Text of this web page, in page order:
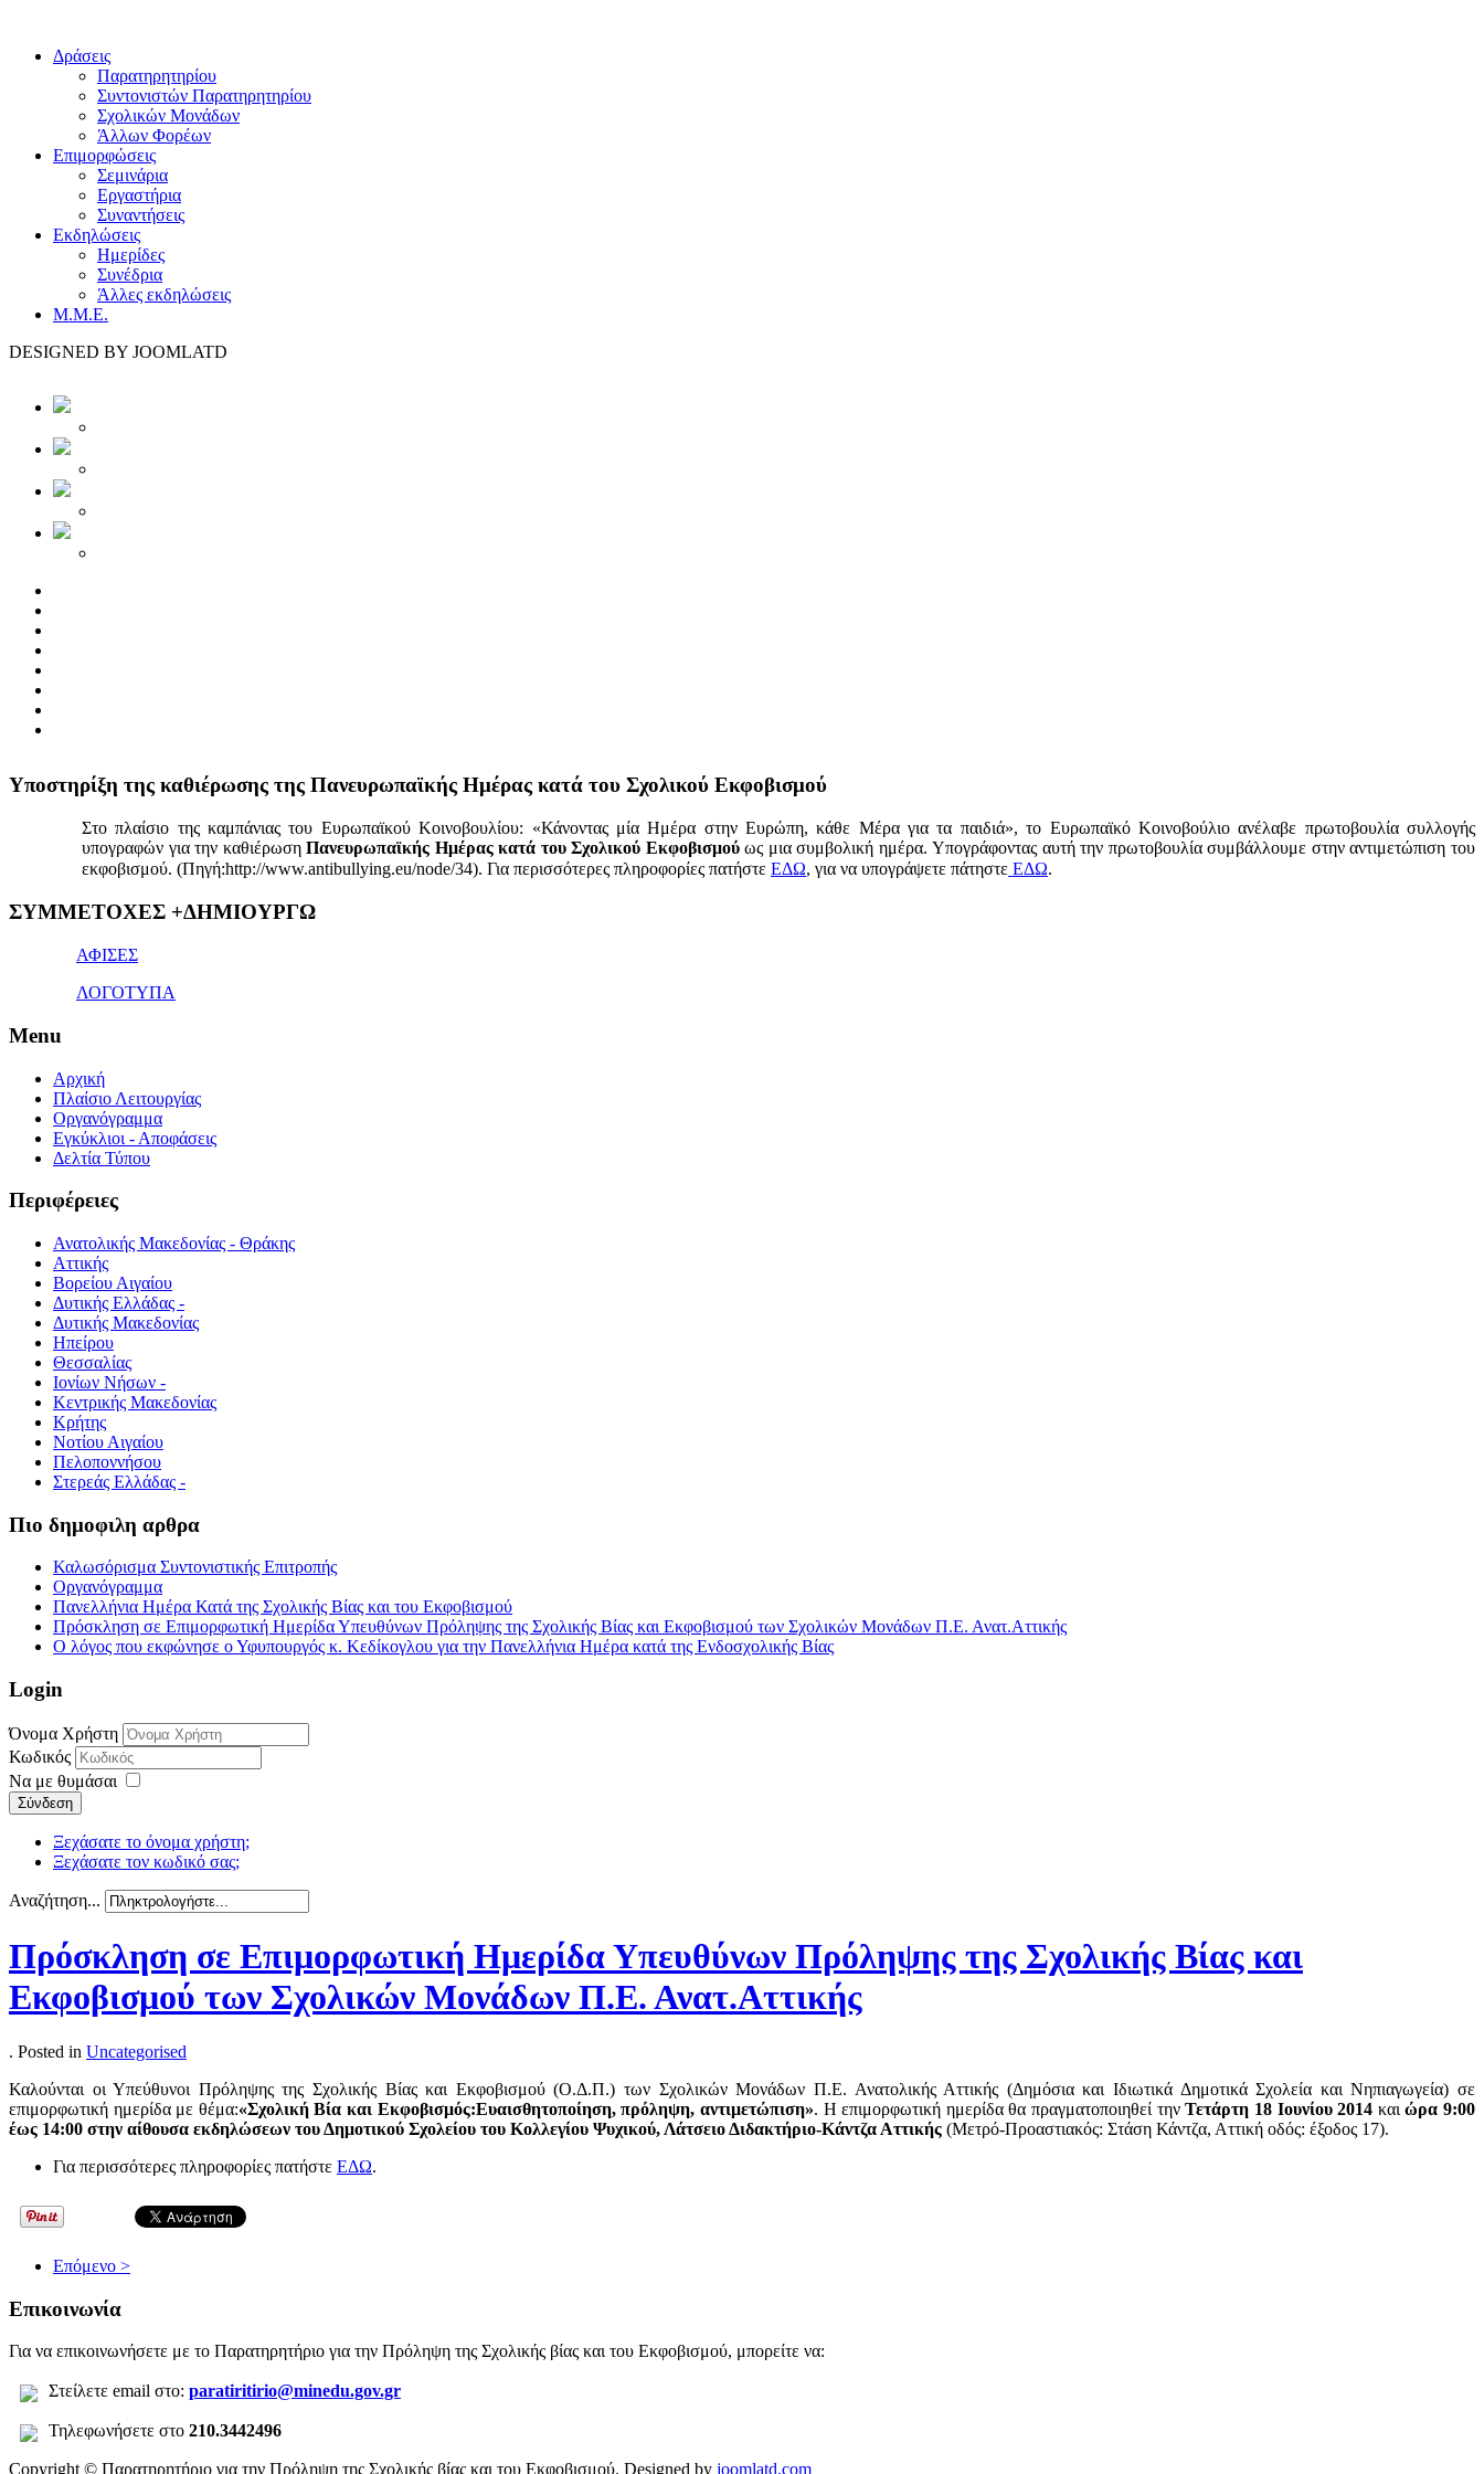
Δράσεις
Παρατηρητηρίου
Συντονιστών Παρατηρητηρίου
Σχολικών Μονάδων
Άλλων Φορέων
Επιμορφώσεις
Σεμινάρια
Εργαστήρια
Συναντήσεις
Εκδηλώσεις
Ημερίδες
Συνέδρια
Άλλες εκδηλώσεις
Μ.Μ.Ε.
DESIGNED BY JOOMLATD
Yποστηρίξη της καθιέρωσης της Πανευρωπαϊκής Ημέρας κατά του Σχολικού Εκφοβισμού
Στο πλαίσιο της καμπάνιας του Ευρωπαϊκού Κοινοβουλίου: «Κάνοντας μία Ημέρα στην Ευρώπη, κάθε Μέρα για τα παιδιά», το Ευρωπαϊκό Κοινοβούλιο ανέλαβε πρωτοβουλία συλλογής
υπογραφών για την καθιέρωσηΠανευρωπαϊκής Ημέρας κατά του Σχολικού Εκφοβισμούως μια συμβολική ημέρα. Υπογράφοντας αυτή την πρωτοβουλία συμβάλλουμε στην αντιμετώπιση του
εκφοβισμού. (Πηγή:http://www.antibullying.eu/node/34). Για περισσότερες πληροφορίες πατήστε ΕΔΩ, για να υπογράψετε πάτηστε ΕΔΩ.
1x
ΣΥΜΜΕΤΟΧΕΣ +ΔΗΜΙΟΥΡΓΩ
ΑΦΙΣΕΣ
ΛΟΓΟΤΥΠΑ
Menu
Αρχική
Πλαίσιο Λειτουργίας
Οργανόγραμμα
Εγκύκλιοι - Αποφάσεις
Δελτία Τύπου
Περιφέρειες
Ανατολικής Μακεδονίας - Θράκης
Αττικής
Βορείου Αιγαίου
Δυτικής Ελλάδας -
Δυτικής Μακεδονίας
Ηπείρου
Θεσσαλίας
Ιονίων Νήσων -
Κεντρικής Μακεδονίας
Κρήτης
Νοτίου Αιγαίου
Πελοποννήσου
Στερεάς Ελλάδας -
Πιο δημοφιλη αρθρα
Καλωσόρισμα Συντονιστικής Επιτροπής
Οργανόγραμμα
Πανελλήνια Ημέρα Κατά της Σχολικής Βίας και του Εκφοβισμού
Πρόσκληση σε Επιμορφωτική Ημερίδα Υπευθύνων Πρόληψης της Σχολικής Βίας και Εκφοβισμού των Σχολικών Μονάδων Π.Ε. Ανατ.Αττικής
Ο λόγος που εκφώνησε ο Υφυπουργός κ. Κεδίκογλου για την Πανελλήνια Ημέρα κατά της Ενδοσχολικής Βίας
Login
Όνομα Χρήστη
Κωδικός
Να με θυμάσαι
Σύνδεση
Ξεχάσατε το όνομα χρήστη;
Ξεχάσατε τον κωδικό σας;
Αναζήτηση...
Πρόσκληση σε Επιμορφωτική Ημερίδα Υπευθύνων Πρόληψης της Σχολικής Βίας και
Εκφοβισμού των Σχολικών Μονάδων Π.Ε. Ανατ.Αττικής
. Posted in Uncategorised
Καλούνται οι Υπεύθυνοι Πρόληψης της Σχολικής Βίας και Εκφοβισμού (Ο.Δ.Π.) των Σχολικών Μονάδων Π.Ε. Ανατολικής Αττικής (Δημόσια και Ιδιωτικά Δημοτικά Σχολεία και Νηπιαγωγεία) σε
επιμορφωτική ημερίδα με θέμα:«Σχολική Βία και Εκφοβισμός:Ευαισθητοποίηση, πρόληψη, αντιμετώπιση». Η επιμορφωτική ημερίδα θα πραγματοποιηθεί τηνΤετάρτη 18 Ιουνίου 2014 καιώρα 9:00
έως 14:00 στην αίθουσα εκδηλώσεων του Δημοτικού Σχολείου του Κολλεγίου Ψυχικού, Λάτσειο Διδακτήριο-Κάντζα Αττικής (Μετρό-Προαστιακός: Στάση Κάντζα, Αττική οδός: έξοδος 17).
Για περισσότερες πληροφορίες πατήστε ΕΔΩ.
Επόμενο >
Επικοινωνία
Για να επικοινωνήσετε με το Παρατηρητήριο για την Πρόληψη της Σχολικής βίας και του Εκφοβισμού, μπορείτε να:
Στείλετε email στο: paratiritirio@minedu.gov.gr
Τηλεφωνήσετε στο 210.3442496
Copyright © Παρατηρητήριο για την Πρόληψη της Σχολικής βίας και του Εκφοβισμού. Designed by joomlatd.com